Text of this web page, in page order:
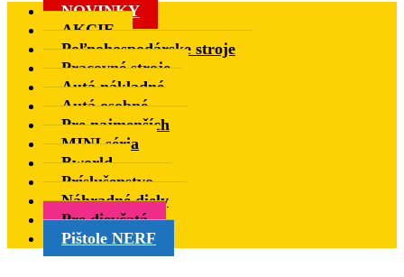
NOVINKY
AKCIE
Poľnohospodárske stroje
Pracovné stroje
Autá nákladné
Autá osobné
Pre najmenších
MINI séria
Bworld
Príslušenstvo
Náhradné diely
Pre dievčatá
Pištole NERF